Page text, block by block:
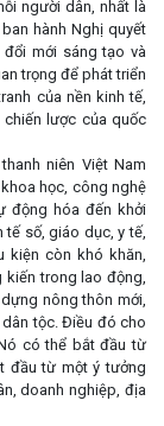
người dân, nhất là
hành Nghị quyết
mới sáng tạo và
trọng để phát triển
của nền kinh tế,
lược của quốc
niên Việt Nam
học, công nghệ
động hóa đến khởi
số, giáo dục, y tế,
kiện còn khó khăn,
trong lao động,
nông thôn mới,
tộc. Điều đó cho
có thể bắt đầu từ
đầu từ một ý tưởng
doanh nghiệp, địa